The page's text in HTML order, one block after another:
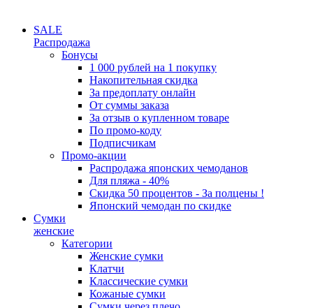
SALE
Распродажа
Бонусы
1 000 рублей на 1 покупку
Накопительная скидка
За предоплату онлайн
От суммы заказа
За отзыв о купленном товаре
По промо-коду
Подписчикам
Промо-акции
Распродажа японских чемоданов
Для пляжа - 40%
Скидка 50 процентов - За полцены !
Японский чемодан по скидке
Сумки
женские
Категории
Женские сумки
Клатчи
Классические сумки
Кожаные сумки